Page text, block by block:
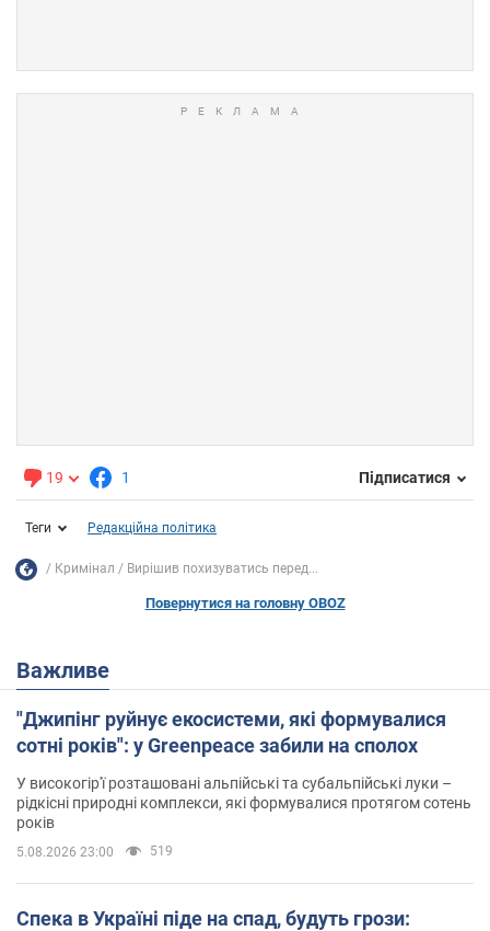
19 1 Підписатися
Теги Редакційна політика
Кримінал Вирішив похизуватись перед...
Повернутися на головну OBOZ
Важливе
"Джипінг руйнує екосистеми, які формувалися
сотні років": у Greenpeace забили на сполох
У високогір'ї розташовані альпійські та субальпійські луки –
рідкісні природні комплекси, які формувалися протягом сотень
років
5.08.2026 23:00 519
Спека в Україні піде на спад, будуть грози: